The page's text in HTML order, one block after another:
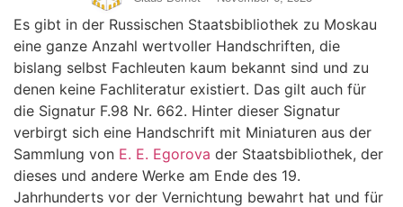
Es gibt in der Russischen Staatsbibliothek zu Moskau
eine ganze Anzahl wertvoller Handschriften, die
bislang selbst Fachleuten kaum bekannt sind und zu
denen keine Fachliteratur existiert. Das gilt auch für
die Signatur F.98 Nr. 662. Hinter dieser Signatur
verbirgt sich eine Handschrift mit Miniaturen aus der
Sammlung von E. E. Egorova der Staatsbibliothek, der
dieses und andere Werke am Ende des 19.
Jahrhunderts vor der Vernichtung bewahrt hat und für